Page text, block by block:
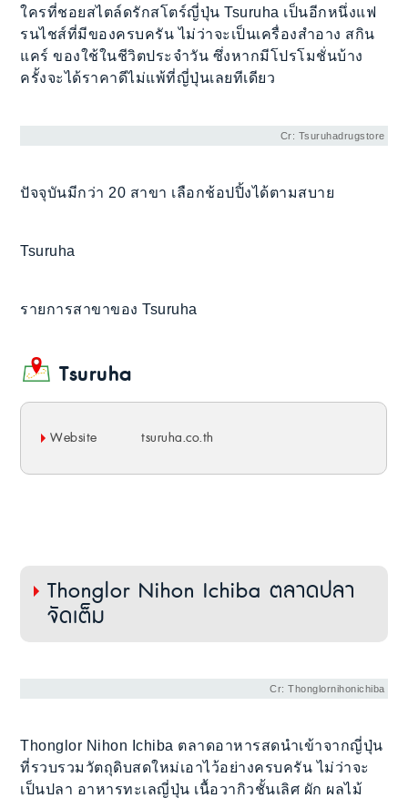
ใครที่ชอยสไตล์ดรักสโตร์ญี่ปุ่น Tsuruha เป็นอีกหนึ่งแฟ
รนไชส์ที่มีของครบครัน ไม่ว่าจะเป็นเครื่องสำอาง สกิน
แคร์ ของใช้ในชีวิตประจำวัน ซึ่งหากมีโปรโมชั่นบ้าง
ครั้งจะได้ราคาดีไม่แพ้ที่ญี่ปุ่นเลยทีเดียว
Cr: Tsuruhadrugstore
ปัจจุบันมีกว่า 20 สาขา เลือกช้อปปิ้งได้ตามสบาย
Tsuruha
รายการสาขาของ Tsuruha
Tsuruha
Website tsuruha.co.th
Thonglor Nihon Ichiba ตลาดปลา
จัดเต็ม
Cr: Thonglornihonichiba
Thonglor Nihon Ichiba ตลาดอาหารสดนำเข้าจากญี่ปุ่น
ที่รวบรวมวัตถุดิบสดใหม่เอาไว้อย่างครบครัน ไม่ว่าจะ
เป็นปลา อาหารทะเลญี่ปุ่น เนื้อวากิวชั้นเลิศ ผัก ผลไม้